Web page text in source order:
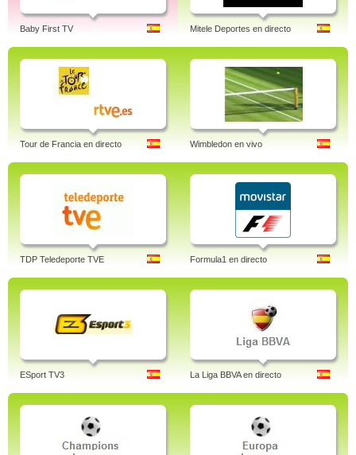
Baby First TV Mitele Deportes en directo
Tour de Francia en directo Wimbledon en vivo
TDP Teledeporte TVE Formula1 en directo
ESport TV3 La Liga BBVA en directo